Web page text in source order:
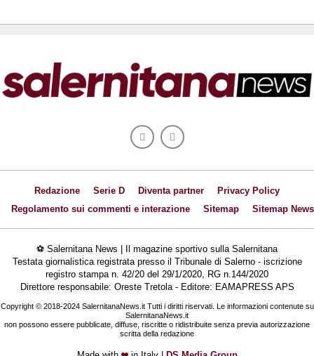
Redazione Serie D Diventa partner
Privacy Policy
Regolamento sui commenti e interazione
Sitemap Sitemap News
⚽ Salernitana News | Il magazine sportivo sulla Salernitana
Testata giornalistica registrata presso il Tribunale di Salerno - iscrizione
registro stampa n. 42/20 del 29/1/2020, RG n.144/2020
Direttore responsabile: Oreste Tretola - Editore: EAMAPRESS APS
Copyright © 2018-2024 SalernitanaNews.it Tutti i diritti riservati. Le informazioni contenute su
SalernitanaNews.it
non possono essere pubblicate, diffuse, riscritte o ridistribuite senza previa autorizzazione
scritta della redazione